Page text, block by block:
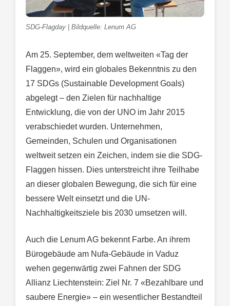
SDG-Flagday | Bildquelle: Lenum AG
Am 25. September, dem weltweiten «Tag der
Flaggen», wird ein globales Bekenntnis zu den
17 SDGs (Sustainable Development Goals)
abgelegt – den Zielen für nachhaltige
Entwicklung, die von der UNO im Jahr 2015
verabschiedet wurden. Unternehmen,
Gemeinden, Schulen und Organisationen
weltweit setzen ein Zeichen, indem sie die SDG-
Flaggen hissen. Dies unterstreicht ihre Teilhabe
an dieser globalen Bewegung, die sich für eine
bessere Welt einsetzt und die UN-
Nachhaltigkeitsziele bis 2030 umsetzen will.
Auch die Lenum AG bekennt Farbe. An ihrem
Bürogebäude am Nufa-Gebäude in Vaduz
wehen gegenwärtig zwei Fahnen der SDG
Allianz Liechtenstein: Ziel Nr. 7 «Bezahlbare und
saubere Energie» – ein wesentlicher Bestandteil